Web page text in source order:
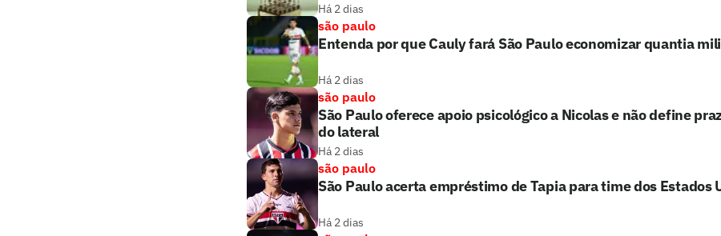
Há 2 dias
são paulo
Entenda por que Cauly fará São Paulo economizar quantia
Há 2 dias
são paulo
São Paulo oferece apoio psicológico a Nicolas e não define
do lateral
Há 2 dias
são paulo
São Paulo acerta empréstimo de Tapia para time dos Estados
Há 2 dias